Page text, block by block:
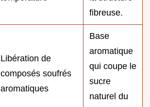
fibreuse.
Libération de
composés soufrés
aromatiques
Base
aromatique
qui coupe le
sucre
naturel du